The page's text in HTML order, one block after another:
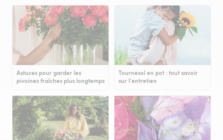
Astuces pour garder les
pivoines fraîches plus longtemps
Tournesol en pot : tout savoir
sur l'entretien